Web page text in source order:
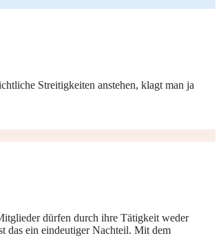
Streitigkeiten anstehen, klagt man ja
dürfen durch ihre Tätigkeit weder
das ein eindeutiger Nachteil. Mit dem